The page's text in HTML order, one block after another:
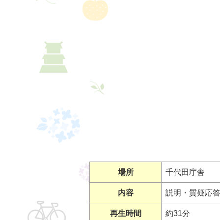
場所 千代田庁舎
内容 説明・質疑応答
再生時間 約31分